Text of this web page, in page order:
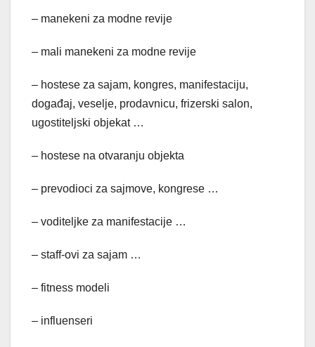
– manekeni za modne revije
– mali manekeni za modne revije
– hostese za sajam, kongres, manifestaciju,
događaj, veselje, prodavnicu, frizerski salon,
ugostiteljski objekat …
– hostese na otvaranju objekta
– prevodioci za sajmove, kongrese …
– voditeljke za manifestacije …
– staff-ovi za sajam …
– fitness modeli
– influenseri